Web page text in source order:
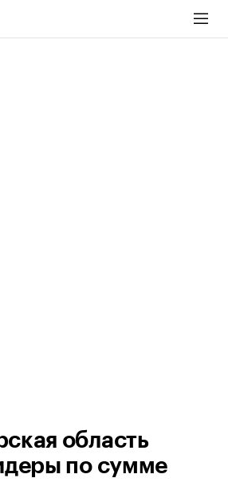
область
по сумме